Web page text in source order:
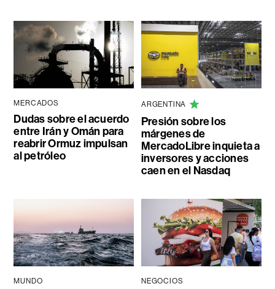
MERCADOS
Dudas sobre el acuerdo
entre Irán y Omán para
reabrir Ormuz impulsan
al petróleo
ARGENTINA
Presión sobre los
márgenes de
MercadoLibre inquieta a
inversores y acciones
caen en el Nasdaq
MUNDO NEGOCIOS